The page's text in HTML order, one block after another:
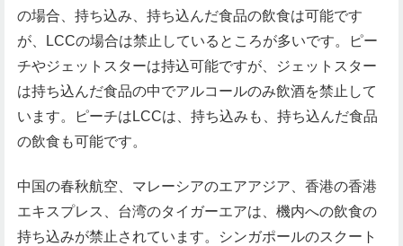
の場合、持ち込み、持ち込んだ食品の飲食は可能です
が、LCCの場合は禁止しているところが多いです。ピー
チやジェットスターは持込可能ですが、ジェットスター
は持ち込んだ食品の中でアルコールのみ飲酒を禁止して
います。ピーチはLCCは、持ち込みも、持ち込んだ食品
の飲食も可能です。
中国の春秋航空、マレーシアのエアアジア、香港の香港
エキスプレス、台湾のタイガーエアは、機内への飲食の
持ち込みが禁止されています。シンガポールのスクート